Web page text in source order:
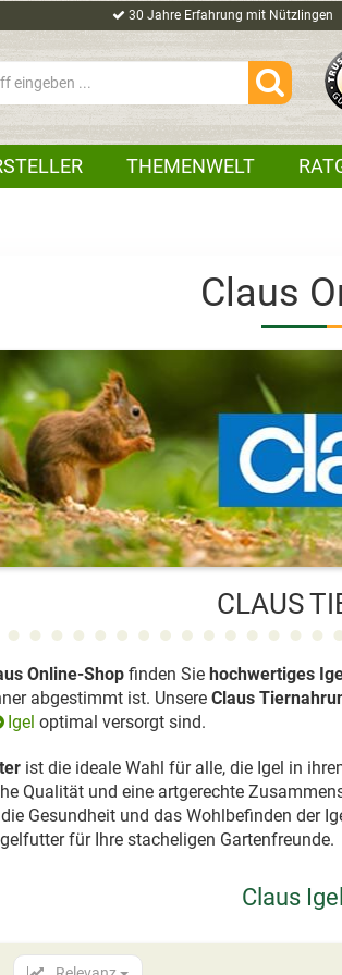
30 Jahre Erfahrung mit Nützlingen
THEMENWELT
Claus
CLAUS
Online-Shopfinden Sie hochwertiges
abgestimmt ist. Unsere Claus
Igel optimal versorgt sind.
ist die ideale Wahl für alle, die Igel in
Qualität und eine artgerechte
Gesundheit und das Wohlbefinden der
für Ihre stacheligen Gartenfreunde.
Claus